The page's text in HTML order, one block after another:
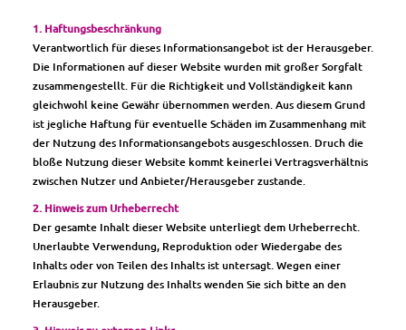
1. Haftungsbeschränkung
Verantwortlich für dieses Informationsangebot ist der Herausgeber.
Die Informationen auf dieser Website wurden mit großer Sorgfalt
zusammengestellt. Für die Richtigkeit und Vollständigkeit kann
gleichwohl keine Gewähr übernommen werden. Aus diesem Grund
ist jegliche Haftung für eventuelle Schäden im Zusammenhang mit
der Nutzung des Informationsangebots ausgeschlossen. Druch die
bloße Nutzung dieser Website kommt keinerlei Vertragsverhältnis
zwischen Nutzer und Anbieter/Herausgeber zustande.
2. Hinweis zum Urheberrecht
Der gesamte Inhalt dieser Website unterliegt dem Urheberrecht.
Unerlaubte Verwendung, Reproduktion oder Wiedergabe des
Inhalts oder von Teilen des Inhalts ist untersagt. Wegen einer
Erlaubnis zur Nutzung des Inhalts wenden Sie sich bitte an den
Herausgeber.